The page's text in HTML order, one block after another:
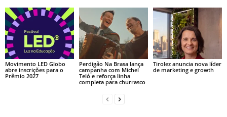
Movimento LED Globo
abre inscrições para o
Prêmio 2027
Perdigão Na Brasa lança
campanha com Michel
Teló e reforça linha
completa para churrasco
Tirolez anuncia nova líder
de marketing e growth